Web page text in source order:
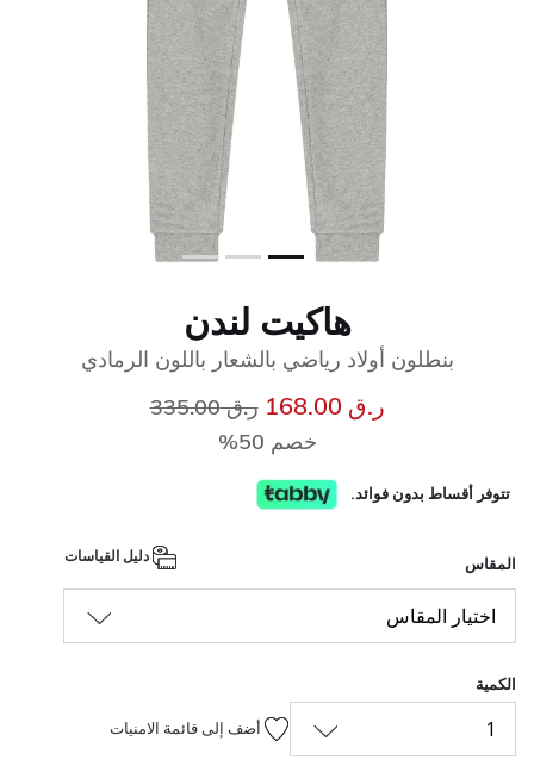
هاكيت لندن
بنطلون أولاد رياضي بالشعار باللون الرمادي
ر.ق 168.00 سعر مخفض من
ر.ق 335.00
خصم 50%
تتوفر أقساط بدون فوائد.
المقاس
اختيار المقاس
الكمية
1 أضف إلى قائمة الامنيات